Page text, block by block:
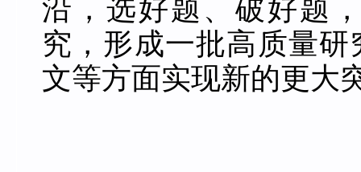
沿，选好题、破好题
究，形成一批高质量
文等方面实现新的更大